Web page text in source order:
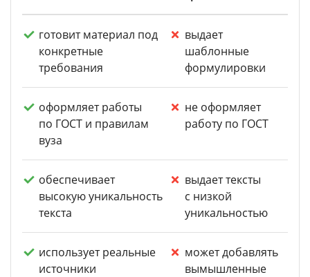
готовит материал под
конкретные
требования
выдает
шаблонные
формулировки
оформляет работы
по ГОСТ и правилам
вуза
не оформляет
работу по ГОСТ
обеспечивает
высокую уникальность
текста
выдает тексты
с низкой
уникальностью
использует реальные
источники
может добавлять
вымышленные